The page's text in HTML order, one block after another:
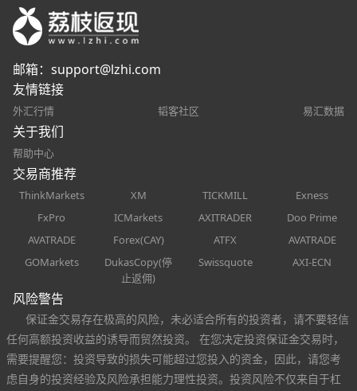
邮箱： support@lzhi.com
友情链接
外汇行情 韬客社区 易汇数据
关于我们
帮助中心
交易商推荐
ThinkMarkets XM TICKMILL
Exness
FxPro
ICMarkets AXITRADER
Doo Prime
AVATRADE
Forex(CAY) ATFX
AVATRADE
GOMarkets
DukasCopy(停
止返佣)
Swissquote AXI-ECN
风险警告
保证金交易存在极高的风险，未必适合所有的投资者，请不要轻信
任何高额投资收益的诱导而贸然投资。 在您决定投资保证金交易时，
需要提醒您：投资导致的损失可能超过您投入的资金，因此，请您考
虑自身的投资经验及风险承担能力理性投资。投资风险不仅来自于杠